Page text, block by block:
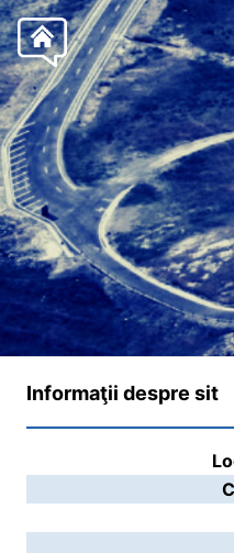
Informaţii despre sit